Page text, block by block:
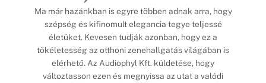
Ma már hazánkban is egyre többen adnak arra, hogy
szépség és kifinomult elegancia tegye teljessé
életüket. Kevesen tudják azonban, hogy ez a
tökéletesség az otthoni zenehallgatás világában is
elérhető. Az Audiophyl Kft. küldetése, hogy
változtasson ezen és megnyissa az utat a valódi